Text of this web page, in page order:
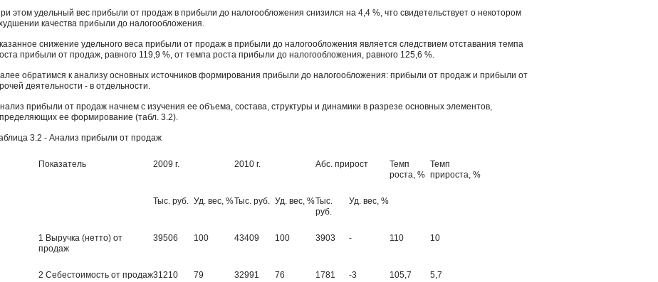
этом удельный вес прибыли от продаж в прибыли до налогообложения снизился на 4,4 %, что свидетельствует о некотором
качества прибыли до налогообложения.
снижение удельного веса прибыли от продаж в прибыли до налогообложения является следствием отставания темпа
прибыли от продаж, равного 119,9 %, от темпа роста прибыли до налогообложения, равного 125,6 %.
обратимся к анализу основных источников формирования прибыли до налогообложения: прибыли от продаж и прибыли от
деятельности - в отдельности.
прибыли от продаж начнем с изучения ее объема, состава, структуры и динамики в разрезе основных элементов,
ее формирование (табл. 3.2).
3.2 - Анализ прибыли от продаж
Показатель 2009 г. 2010 г. Абс. прирост
Темп
роста, %
Темп
прироста, %
Тыс. руб. Уд. вес, %Тыс. руб. Уд. вес, %Тыс.
руб.
Уд. вес, %
1 Выручка (нетто) от
продаж
39506 100 43409 100 3903 - 110 10
2 Себестоимость от продаж31210 79 32991 76 1781 -3 105,7 5,7